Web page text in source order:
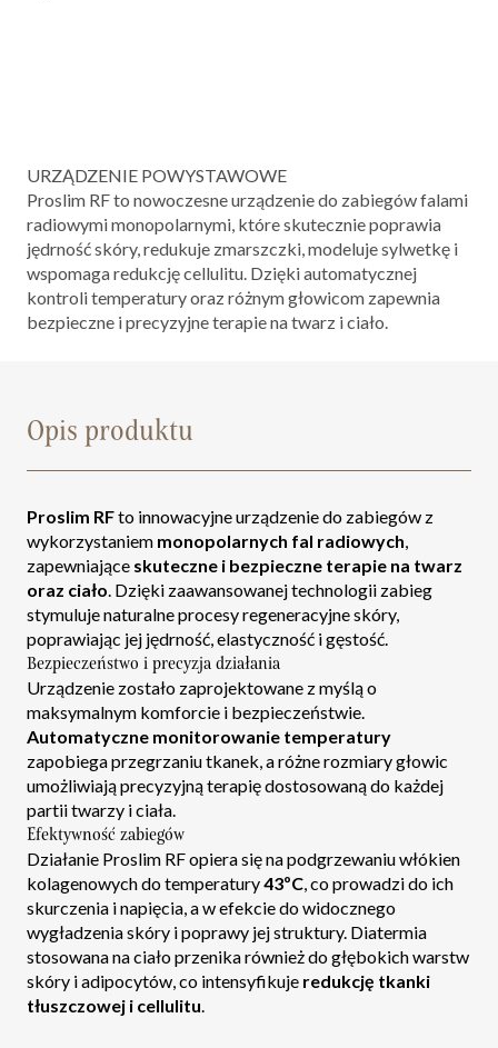
URZĄDZENIE POWYSTAWOWE
Proslim RFto nowoczesne urządzenie do zabiegów falami
radiowymi monopolarnymi, które skutecznie poprawia
jędrność skóry, redukuje zmarszczki, modeluje sylwetkę i
wspomaga redukcję cellulitu. Dzięki automatycznej
kontroli temperatury oraz różnym głowicom zapewnia
bezpieczne i precyzyjne terapie na twarz i ciało.
Opis produktu
Proslim RFto innowacyjne urządzenie do zabiegów z
wykorzystaniem monopolarnych fal radiowych,
zapewniające skuteczne i bezpieczne terapie na twarz
oraz ciało. Dzięki zaawansowanej technologii zabieg
stymuluje naturalne procesy regeneracyjne skóry,
poprawiając jej jędrność, elastyczność i gęstość.
Bezpieczeństwo i precyzja działania
Urządzenie zostało zaprojektowane z myślą o
maksymalnym komforcie i bezpieczeństwie.
Automatyczne monitorowanie temperatury
zapobiega przegrzaniu tkanek, a różne rozmiary głowic
umożliwiają precyzyjną terapię dostosowaną do każdej
partii twarzy i ciała.
Efektywność zabiegów
Działanie Proslim RF opiera się na podgrzewaniu włókien
kolagenowych do temperatury43ºC, co prowadzi do ich
skurczenia i napięcia, a w efekcie do widocznego
wygładzenia skóry i poprawy jej struktury. Diatermia
stosowana na ciało przenika również do głębokich warstw
skóry i adipocytów, co intensyfikuje redukcję tkanki
tłuszczowej i cellulitu.